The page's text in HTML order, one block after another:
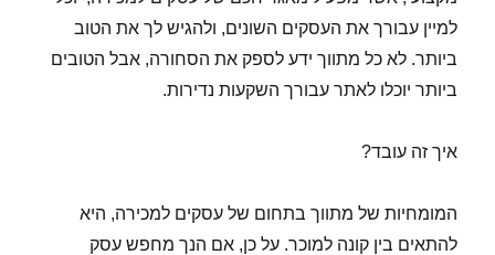
למיין עבורך את העסקים השונים, ולהגיש לך את הטוב
ביותר. לא כל מתווך ידע לספק את הסחורה, אבל הטובים
ביותר יוכלו לאתר עבורך השקעות נדירות.
איך זה עובד?
המומחיות של מתווך בתחום של עסקים למכירה, היא
להתאים בין קונה למוכר. על כן, אם הנך מחפש עסק